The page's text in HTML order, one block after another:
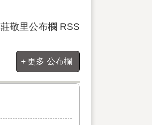
莊敬里公布欄 RSS
更多 公布欄